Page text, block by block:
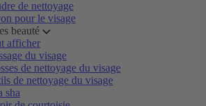
de nettoyage
pour le visage
beauté
afficher
du visage
de nettoyage du visage
de nettoyage du visage
sha